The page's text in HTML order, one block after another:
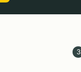
3